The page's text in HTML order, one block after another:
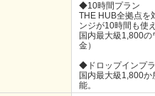
◆10時間プラン
THE HUB全拠点を
ンジが10時間も使
国内最大級1,800
金）
◆ドロップインプ
国内最大級1,800
能。